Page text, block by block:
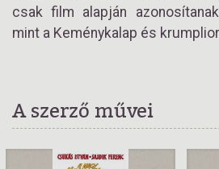
csak film alapján
mint a Keménykalap és
A szerző művei